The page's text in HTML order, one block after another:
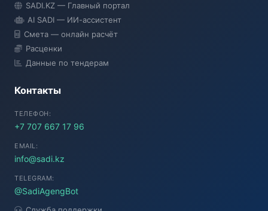
SADI.KZ — Главный портал
AI SADI — ИИ-ассистент
Смета — онлайн расчёт
Расценки
Данные по тендерам
Контакты
ТЕЛЕФОН:
+7 707 667 17 96
EMAIL:
info@sadi.kz
TELEGRAM:
@SadiAgengBot
● Подключение...